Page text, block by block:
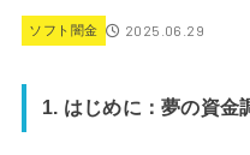
ソフト闇金 2025.06.29
1. はじめに：夢の資金